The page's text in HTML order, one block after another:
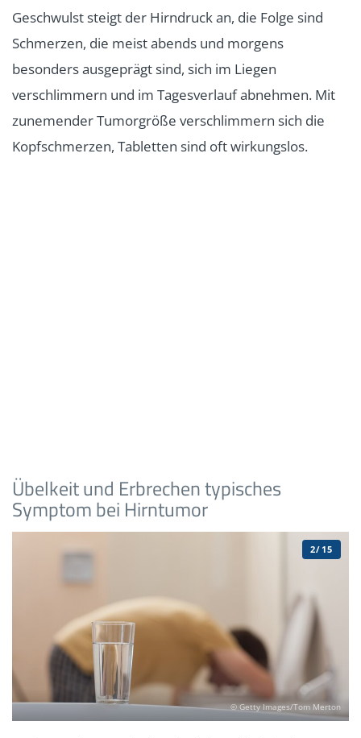
erfahren Sie in der Bildergalerie.
Geschwulst steigt der Hirndruck an, die Folge sind
Schmerzen, die meist abends und morgens
besonders ausgeprägt sind, sich im Liegen
verschlimmern und im Tagesverlauf abnehmen. Mit
zunemender Tumorgröße verschlimmern sich die
Kopfschmerzen, Tabletten sind oft wirkungslos.
Übelkeit und Erbrechen typisches
Symptom bei Hirntumor
© Getty Images/Tom Merton
2/15